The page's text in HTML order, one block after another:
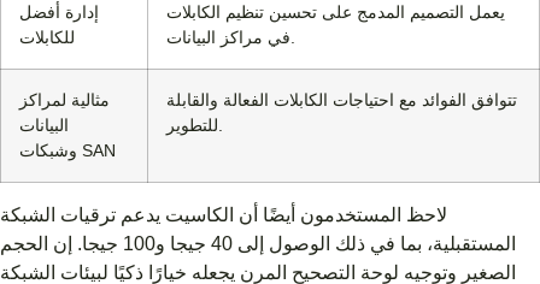
إدارة أفضل
للكابلات
يعمل التصميم المدمج على تحسين تنظيم الكابلات
مثالية لمراكز
البيانات
وشبكات SAN
تتوافق الفوائد مع احتياجات الكابلات الفعالة والقابلة
لاحظ المستخدمون أيضًا أن الكاسيت يدعم ترقيات الشبكة
المستقبلية، بما في ذلك الوصول إلى 40 جيجا و100 جيجا. إن الحجم
الصغير وتوجيه لوحة التصحيح المرن يجعله خيارًا ذكيًا لبيئات الشبكة